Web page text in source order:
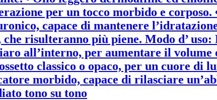
per un tocco morbido e
capace di mantenere
risulteranno più piene. Modo d’
all’interno, per aumentare il
classico o opaco, per un cuore di
morbido, capace di rilasciare
tono su tono